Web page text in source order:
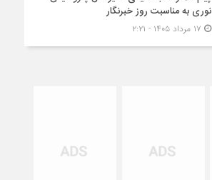
نوری به مناسبت روز خبرنگار